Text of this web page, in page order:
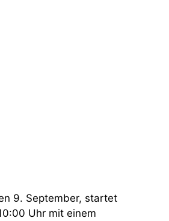
9. September, startet
Uhr mit einem